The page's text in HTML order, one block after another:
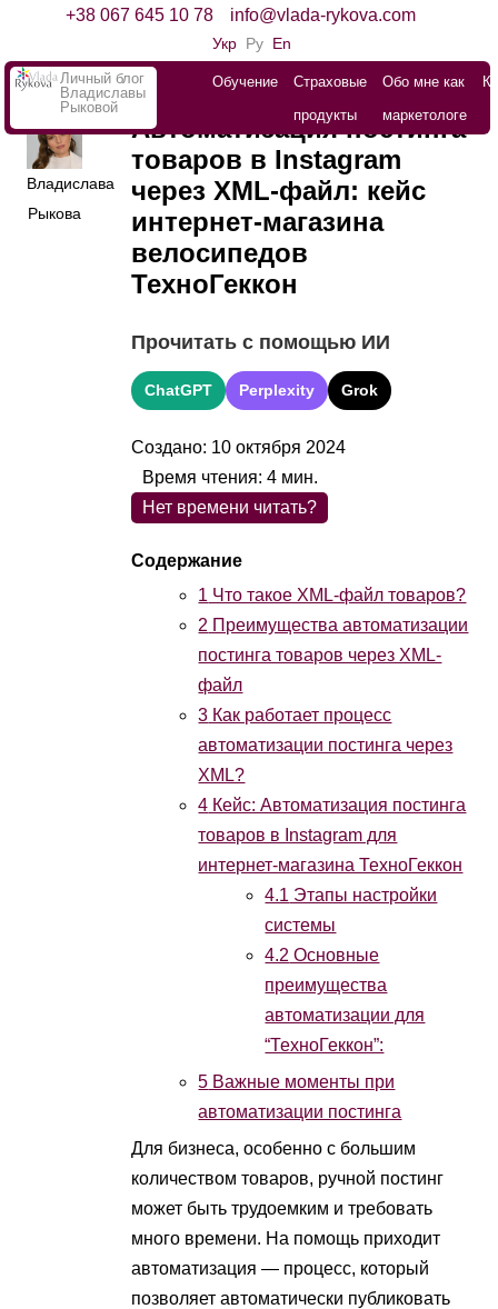
+38 067 645 10 78 info@vlada-rykova.com
Укр Ру En
Личный блог
Владиславы
Рыковой
Обучение
Страховые
продукты
Обо мне как
маркетологе
Владислава
Рыкова
Автоматизация постинга
товаров в Instagram
через XML-файл: кейс
интернет-магазина
велосипедов
ТехноГеккон
Прочитать с помощью ИИ
ChatGPT Perplexity Grok
Создано: 10 октября 2024
Нет времени читать?
1 Что такое XML-файл товаров?
2 Преимущества автоматизации
постинга товаров через XML-
файл
3 Как работает процесс
автоматизации постинга через
XML?
4 Кейс: Автоматизация постинга
товаров в Instagram для
интернет-магазина ТехноГеккон
4.1 Этапы настройки
системы
4.2 Основные
преимущества
автоматизации для
“ТехноГеккон”:
5 Важные моменты при
автоматизации постинга
Время чтения:4 мин.
Для бизнеса, особенно с большим
количеством товаров, ручной постинг
может быть трудоемким и требовать
много времени. На помощь приходит
автоматизация — процесс, который
позволяет автоматически публиковать